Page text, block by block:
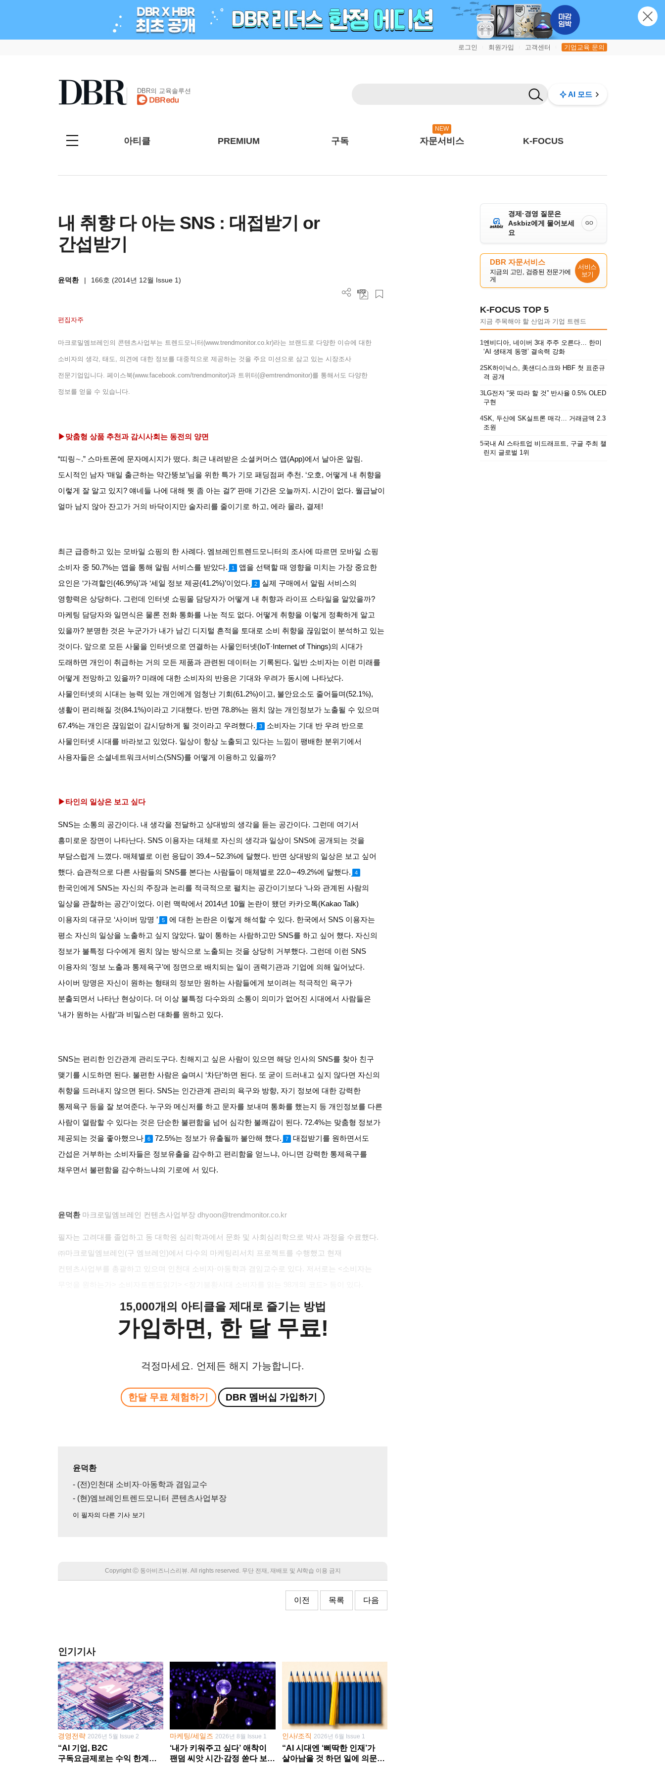
로그인 회원가입 고객센터 기업교육 문의
DBR의 교육솔루션 AI 모드
아티클 PREMIUM 구독
NEW
자문서비스 K-FOCUS
내 취향 다 아는 SNS : 대접받기 or
간섭받기
윤덕환 | 166호 (2014년 12월 Issue 1)
편집자주
마크로밀엠브레인의 콘텐츠사업부는 트렌드모니터 (www.trendmonitor.co.kr)라는 브랜드로 다양한 이슈에 대한
소비자의 생각 태도 의견에 대한 정보를 대중적으로 제공하는 것을 주요 미션으로 삼고 있는 시장조사
전문기업입니다 페이스북(www.facebook.com/trendmonitor)과 트위터 (@emtrendmonitor)를 통해서도 다양한
정보를 얻을 수 있습니다
▶맞춤형 상품 추천과 감시사회는 동전의 양면
“띠링∼.” 스마트폰에 문자메시지가 떴다. 최근 내려받은 소셜커머스 앱(App)에서 날아온 알림.
도시적인 남자 ‘매일 출근하는 약간뚱보’님을 위한 특가 기모 패딩점퍼 추천 . ‘오호, 어떻게 내 취향을
이렇게 잘 알고 있지 ? 얘네들 나에 대해 뭣 좀 아는 걸?’ 판매 기간은 오늘까지 . 시간이 없다. 월급날이
얼마 남지 않아 잔고가 거의 바닥이지만 술자리를 줄이기로 하고, 에라 몰라, 결제 !
최근 급증하고 있는 모바일 쇼핑의 한 사례다. 엠브레인트렌드모니터의 조사에 따르면 모바일 쇼핑
소비자 중 50.7%는 앱을 통해 알림 서비스를 받았다. 1
앱을 선택할 때 영향을 미치는 가장 중요한
요인은 ‘가격할인(46.9%)’과 ‘세일 정보 제공(41.2%)’이었다. 2
실제 구매에서 알림 서비스의
영향력은 상당하다. 그런데 인터넷 쇼핑몰 담당자가 어떻게 내 취향과 라이프 스타일을 알았을까?
마케팅 담당자와 일면식은 물론 전화 통화를 나눈 적도 없다. 어떻게 취향을 이렇게 정확하게 알고
있을까? 분명한 것은 누군가가 내가 남긴 디지털 흔적을 토대로 소비 취향을 끊임없이 분석하고 있는
것이다. 앞으로 모든 사물을 인터넷으로 연결하는 사물인터넷(IoT·Internet of Things)의 시대가
도래하면 개인이 취급하는 거의 모든 제품과 관련된 데이터는 기록된다. 일반 소비자는 이런 미래를
어떻게 전망하고 있을까? 미래에 대한 소비자의 반응은 기대와 우려가 동시에 나타났다.
사물인터넷의 시대는 능력 있는 개인에게 엄청난 기회(61.2%)이고, 불안요소도 줄어들며(52.1%),
생활이 편리해질 것(84.1%)이라고 기대했다. 반면 78.8%는 원치 않는 개인정보가 노출될 수 있으며
67.4%는 개인은 끊임없이 감시당하게 될 것이라고 우려했다. 3
소비자는 기대 반 우려 반으로
사물인터넷 시대를 바라보고 있었다. 일상이 항상 노출되고 있다는 느낌이 팽배한 분위기에서
사용자들은 소셜네트워크서비스(SNS)를 어떻게 이용하고 있을까?
▶타인의 일상은 보고 싶다
SNS는 소통의 공간이다. 내 생각을 전달하고 상대방의 생각을 듣는 공간이다. 그런데 여기서
흥미로운 장면이 나타난다. SNS 이용자는 대체로 자신의 생각과 일상이 SNS에 공개되는 것을
부담스럽게 느꼈다. 매체별로 이런 응답이 39.4∼52.3%에 달했다. 반면 상대방의 일상은 보고 싶어
했다. 습관적으로 다른 사람들의 SNS를 본다는 사람들이 매체별로 22.0∼49.2%에 달했다. 4
한국인에게 SNS는 자신의 주장과 논리를 적극적으로 펼치는 공간이기보다 ‘나와 관계된 사람의
일상을 관찰하는 공간’이었다. 이런 맥락에서 2014년 10월 논란이 됐던 카카오톡(Kakao Talk)
이용자의 대규모 ‘사이버 망명 ’ 5 에 대한 논란은 이렇게 해석할 수 있다. 한국에서 SNS 이용자는
평소 자신의 일상을 노출하고 싶지 않았다. 말이 통하는 사람하고만 SNS를 하고 싶어 했다. 자신의
정보가 불특정 다수에게 원치 않는 방식으로 노출되는 것을 상당히 거부했다. 그런데 이런 SNS
이용자의 ‘정보 노출과 통제욕구’에 정면으로 배치되는 일이 권력기관과 기업에 의해 일어났다.
사이버 망명은 자신이 원하는 형태의 정보만 원하는 사람들에게 보이려는 적극적인 욕구가
분출되면서 나타난 현상이다. 더 이상 불특정 다수와의 소통이 의미가 없어진 시대에서 사람들은
‘내가 원하는 사람’과 비밀스런 대화를 원하고 있다.
SNS는 편리한 인간관계 관리도구다. 친해지고 싶은 사람이 있으면 해당 인사의 SNS를 찾아 친구
맺기를 시도하면 된다. 불편한 사람은 슬며시 ‘차단’하면 된다. 또 굳이 드러내고 싶지 않다면 자신의
취향을 드러내지 않으면 된다. SNS는 인간관계 관리의 욕구와 방향, 자기 정보에 대한 강력한
통제욕구 등을 잘 보여준다. 누구와 메신저를 하고 문자를 보내며 통화를 했는지 등 개인정보를 다른
사람이 열람할 수 있다는 것은 단순한 불편함을 넘어 심각한 불쾌감이 된다. 72.4%는 맞춤형 정보가
제공되는 것을 좋아했으나
6 72.5%는 정보가 유출될까 불안해 했다. 7
대접받기를 원하면서도
간섭은 거부하는 소비자들은 정보유출을 감수하고 편리함을 얻느냐, 아니면 강력한 통제욕구를
채우면서 불편함을 감수하느냐의 기로에 서 있다.
윤덕환마크로밀엠브레인 컨텐츠사업부장 dhyoon@trendmonitor.co.kr
필자는 고려대를 졸업하고 동 대학원 심리학과에서 문화 및 사회심리학으로 박사 과정을 수료했다.
㈜마크로밀엠브레인 (구 엠브레인 )에서 다수의 마케팅리서치 프로젝트를 수행했고 현재
컨텐츠사업부를 총괄하고 있으며 인천대 소비자 · 아동학과 겸임교수로 있다 . 저서로는 <소비자는
15,000개의 아티클을 제대로 즐기는 방법
가입하면, 한 달 무료!
걱정마세요. 언제든 해지 가능합니다.
한달 무료 체험하기 DBR 멤버십 가입하기
윤덕환
- (전)인천대 소비자·아동학과 겸임교수
- (현)엠브레인트렌드모니터 콘텐츠사업부장
이 필자의 다른 기사 보기
Copyright Ⓒ 동아비즈니스리뷰. All rights reserved. 무단 전재, 재배포 및 AI학습 이용 금지
이전 목록 다음
인기기사
경영전략 2026년 5월 Issue 2
“AI 기업, B2C
구독요금제로는 수익 한계
마케팅/세일즈 2026년 8월 Issue 1
‘내가 키워주고 싶다’ 애착이
팬덤 씨앗 시간·감정 쏟다 보면
인사/조직 2026년 6월 Issue 1
“AI 시대엔 ‘삐딱한 인재’가
살아남을 것 하던 일에 의문
경제·경영 질문은
Askbiz에게 물어보세
요
GO
DBR 자문서비스
지금의 고민, 검증된 전문가에
게
서비스
보기
K-FOCUS TOP 5
지금 주목해야 할 산업과 기업 트렌드
1엔비디아, 네이버 3대 주주 오른다… 한미
‘AI 생태계 동맹’ 결속력 강화
2SK하이닉스, 美샌디스크와 HBF 첫 표준규
격 공개
3LG전자 “못 따라 할 것” 반사율 0.5% OLED
구현
4SK, 두산에 SK실트론 매각… 거래금액 2.3
조원
5국내 AI 스타트업 비드래프트, 구글 주최 챌
린지 글로벌 1위